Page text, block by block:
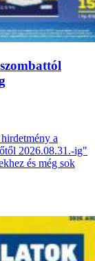
a
2026.08.31.-ig"
és még sok